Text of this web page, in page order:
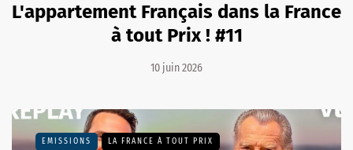
L'appartement Français dans la France
à tout Prix ! #11
10 juin 2026
EMISSIONS LA FRANCE À TOUT PRIX